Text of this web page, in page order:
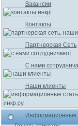
Вакансии
Контакты
Партнерская Сеть
С нами
Наши клиенты
Информационные